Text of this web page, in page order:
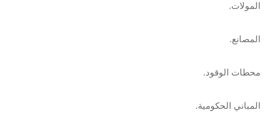
المولات.
المصانع.
محطات الوقود.
المباني الحكومية.